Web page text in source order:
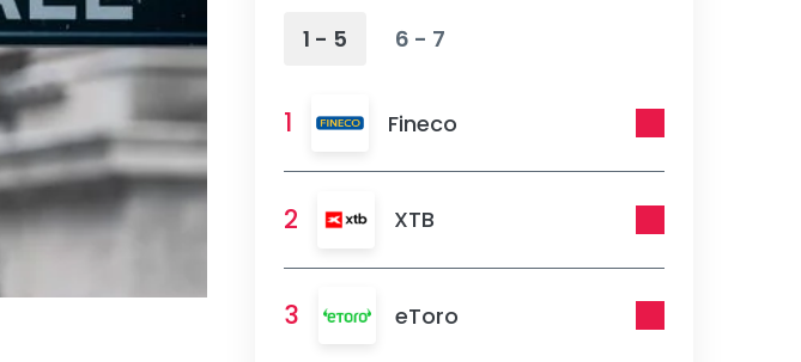
1 - 5 6 - 7
1 Fineco
2 XTB
3 eToro